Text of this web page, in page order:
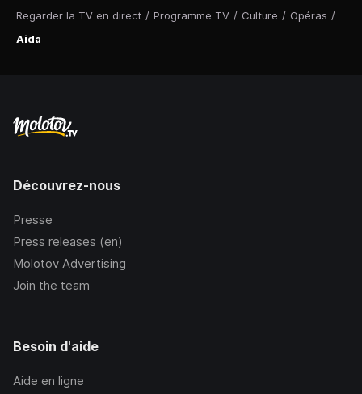
Regarder la TV en direct / Programme TV / Culture / Opéras /
Aida
Découvrez-nous
Presse
Press releases (en)
Molotov Advertising
Join the team
Besoin d'aide
Aide en ligne